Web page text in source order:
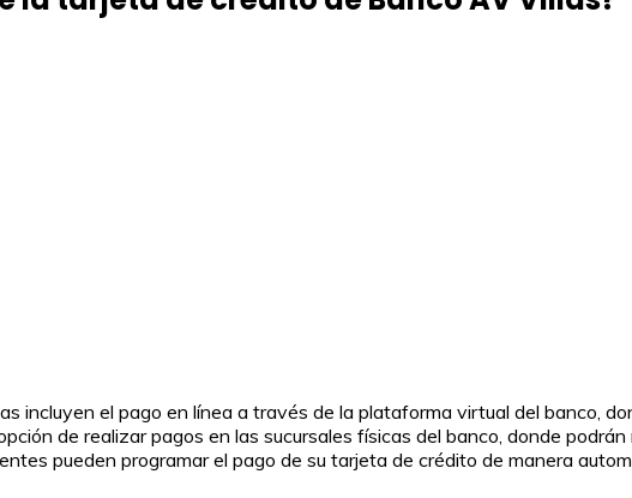
incluyen el pago en línea a través de la plataforma virtual del banco,
de realizar pagos en las sucursales físicas del banco, donde
pueden programar el pago de su tarjeta de crédito de manera